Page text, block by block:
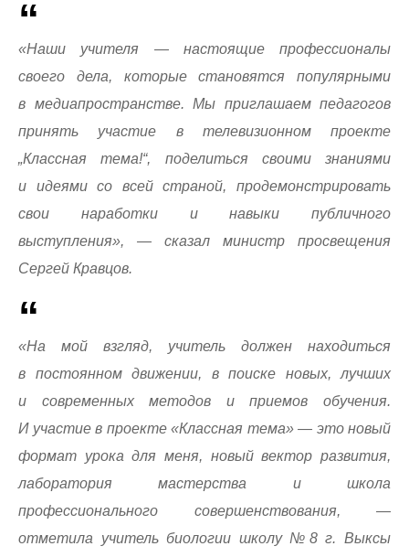
«Наши учителя — настоящие профессионалы
своего дела, которые становятся популярными
в медиапространстве. Мы приглашаем педагогов
принять участие в телевизионном проекте
„Классная тема!“, поделиться своими знаниями
и идеями со всей страной, продемонстрировать
свои наработки и навыки публичного
выступления», — сказал министр просвещения
Сергей Кравцов.
«На мой взгляд, учитель должен находиться
в постоянном движении, в поиске новых, лучших
и современных методов и приемов обучения.
И участие в проекте «Классная тема» — это новый
формат урока для меня, новый вектор развития,
лаборатория мастерства и школа
профессионального совершенствования, —
отметила учитель биологии школу №8 г. Выксы